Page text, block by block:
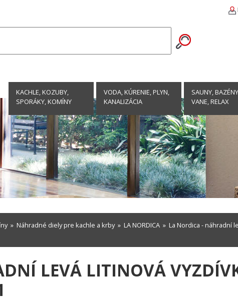
KACHLE, KOZUBY,
SPORÁKY, KOMÍNY
VODA, KÚRENIE, PLYN,
KANALIZÁCIA
SAUNY,
VANE, RELAX
» Náhradné diely pre kachle a krby» LA NORDICA » La Nordica - náhradní
LEVÁ LITINOVÁ